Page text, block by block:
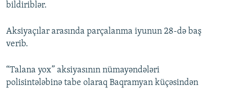
bildiriblər.
Aksiyaçılar arasında parçalanma iyunun 28-də baş
verib.
“Talana yox” aksiyasının nümayəndələri
polisintələbinə tabe olaraq Baqramyan küçəsindən